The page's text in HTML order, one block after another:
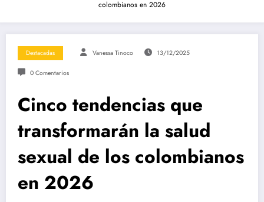
colombianos en 2026
Destacadas Vanessa Tinoco 13/12/2025
0 Comentarios
Cinco tendencias que
transformarán la salud
sexual de los colombianos
en 2026